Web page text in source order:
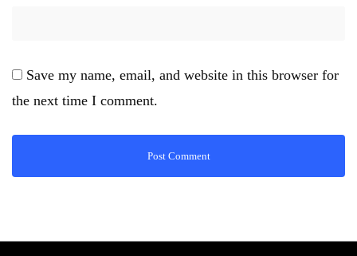
Save my name, email, and website in this browser for
the next time I comment.